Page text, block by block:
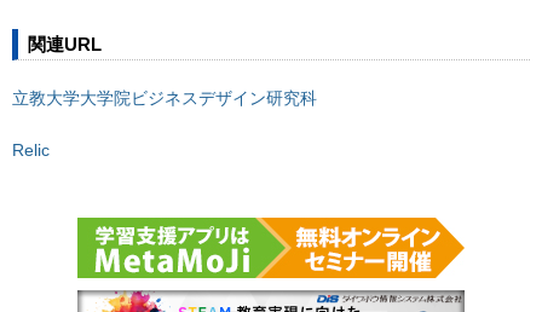
関連URL
立教大学大学院ビジネスデザイン研究科
Relic